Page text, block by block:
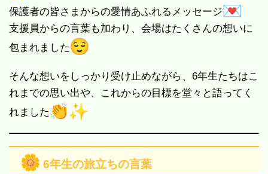
保護者の皆さまからの愛情あふれるメッセージ
支援員からの言葉も加わり、会場はたくさんの想いに
包まれました
そんな想いをしっかり受け止めながら、6年生たちはこ
れまでの思い出や、これからの目標を堂々と語ってく
れました
6年生の旅立ちの言葉